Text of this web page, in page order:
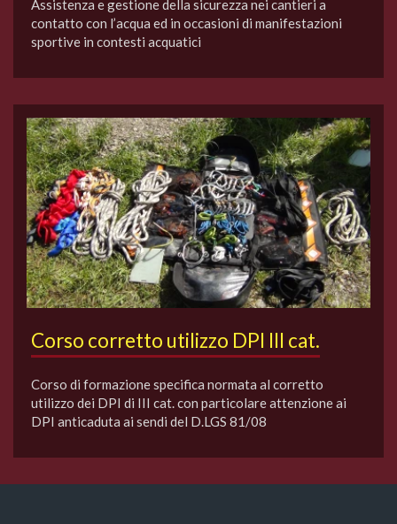
Assistenza e gestione della sicurezza nei cantieri a
contatto con l’acqua ed in occasioni di manifestazioni
sportive in contesti acquatici
Corso corretto utilizzo DPI III cat.
Corso di formazione specifica normata al corretto
utilizzo dei DPI di III cat. con particolare attenzione ai
DPI anticaduta ai sendi del D.LGS 81/08